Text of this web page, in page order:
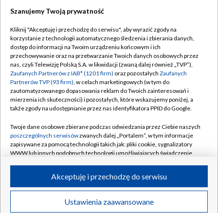
Transmisje Wideo
Sklep TVP
Biuro Reklamy
Oferta Handlowa
Telegazeta ogłoszenia
Emisja w TVP
Ogłoszenia przetargowe
Akademia Telewizyjna
Centrum informacji TVP
System NOS
Polityka prywatności
Moje zgody
Biuro reklamy
Kontakt
©2026 Telewizja Polska Spółka Akcyjna w likwidacji
Szanujemy Twoją prywatność
Kliknij "Akceptuję i przechodzę do serwisu", aby wyrazić zgody na
korzystanie z technologii automatycznego śledzenia i zbierania danych,
dostęp do informacji na Twoim urządzeniu końcowym i ich
przechowywanie oraz na przetwarzanie Twoich danych osobowych przez
nas, czyli Telewizję Polską S.A. w likwidacji (zwaną dalej również „TVP”),
Zaufanych Partnerów z IAB* (1201 firm) oraz pozostałych Zaufanych
Partnerów TVP (93 firm), w celach marketingowych (w tym do
zautomatyzowanego dopasowania reklam do Twoich zainteresowań i
mierzenia ich skuteczności) i pozostałych, które wskazujemy poniżej, a
także zgody na udostępnianie przez nas identyfikatora PPID do Google.
Twoje dane osobowe zbierane podczas odwiedzania przez Ciebie naszych
poszczególnych serwisówzwanych dalej „Portalem”, w tym informacje
zapisywane za pomocą technologii takich jak: pliki cookie, sygnalizatory
WWW lub innych podobnych technologii umożliwiających świadczenie
ruchu w Internecie.
Twoje dane osobowe zbierane podczas odwiedzania przez Ciebie
poszczególnych serwisówna Portalu, takie jak adresy IP, identyfikatory
Ustawienia zaawansowane
Akceptuję i przechodzę do serwisu